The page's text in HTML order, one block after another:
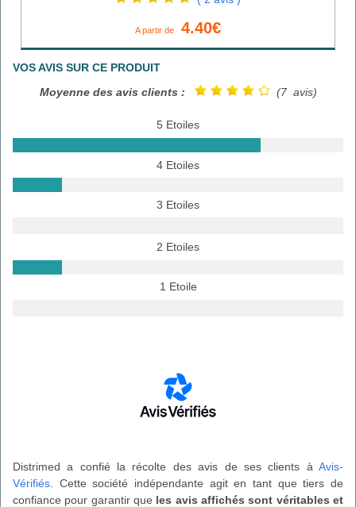
A partir de 4.40€
VOS AVIS SUR CE PRODUIT
Moyenne des avis clients :
(7 avis)
5 Etoiles
4 Etoiles
3 Etoiles
2 Etoiles
1 Etoile
Distrimed a confié la récolte des avis de ses clients à Avis-
Vérifiés . Cette société indépendante agit en tant que tiers de
confiance pour garantir que les avis affichés sont véritables et